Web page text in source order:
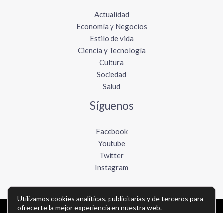
Actualidad
Economía y Negocios
Estilo de vida
Ciencia y Tecnología
Cultura
Sociedad
Salud
Síguenos
Facebook
Youtube
Twitter
Instagram
Utilizamos cookies analíticas, publicitarias y de terceros para
ofrecerte la mejor experiencia en nuestra web.